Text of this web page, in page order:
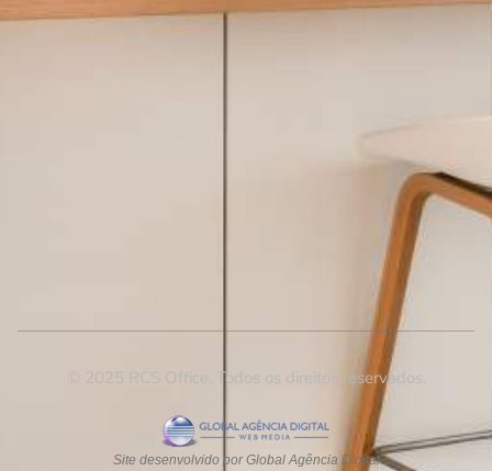
© 2025 RCS Office. Todos os direitos reservados.
Site desenvolvido por Global Agência Digital